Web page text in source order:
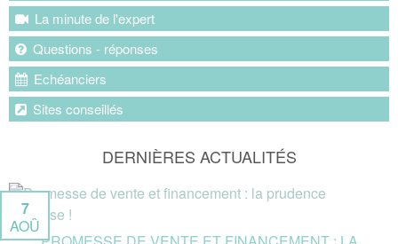
La minute de l'expert
Questions - réponses
Echéanciers
Sites conseillés
DERNIÈRES ACTUALITÉS
7
AOÛ